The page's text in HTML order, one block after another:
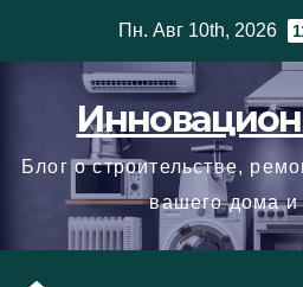
Пн. Авг 10th, 2026
Блог о строительстве,
вашего дома и